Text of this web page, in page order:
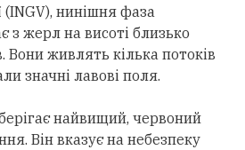
(INGV), нинішня фаза
з жерл на висоті близько
Вони живлять кілька потоків
значні лавові поля.
найвищий, червоний
Він вказує на небезпеку